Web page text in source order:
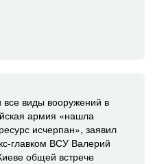
все виды вооружений в
армия «нашла
исчерпан», заявил
главком ВСУ Валерий
общей встрече